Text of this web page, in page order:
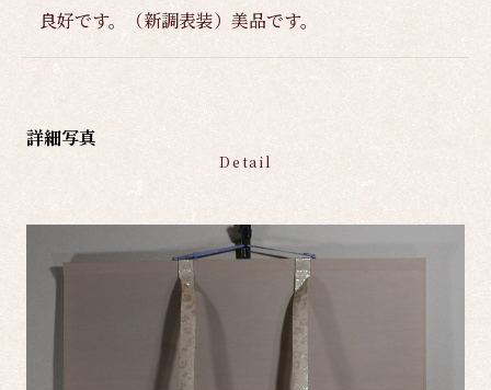
良好です。（新調表装）美品です。
詳細写真
Detail